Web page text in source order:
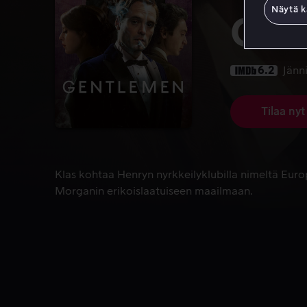
6.2
Tilaa nyt
Klas kohtaa Henryn nyrkkeilyklubilla nimeltä
Klas kohtaa Henryn nyrkkeilyklubilla nimeltä
Morganin erikoislaatuiseen maailmaan.
Näytä